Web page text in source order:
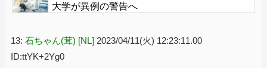
大学が異例の警告へ
13: 石ちゃん(茸) [NL] 2023/04/11(火) 12:23:11.00
ID:ttYK+2Yg0